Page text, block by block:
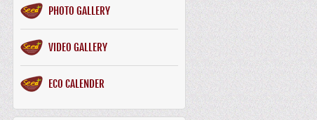
PHOTO GALLERY
VIDEO GALLERY
ECO CALENDER